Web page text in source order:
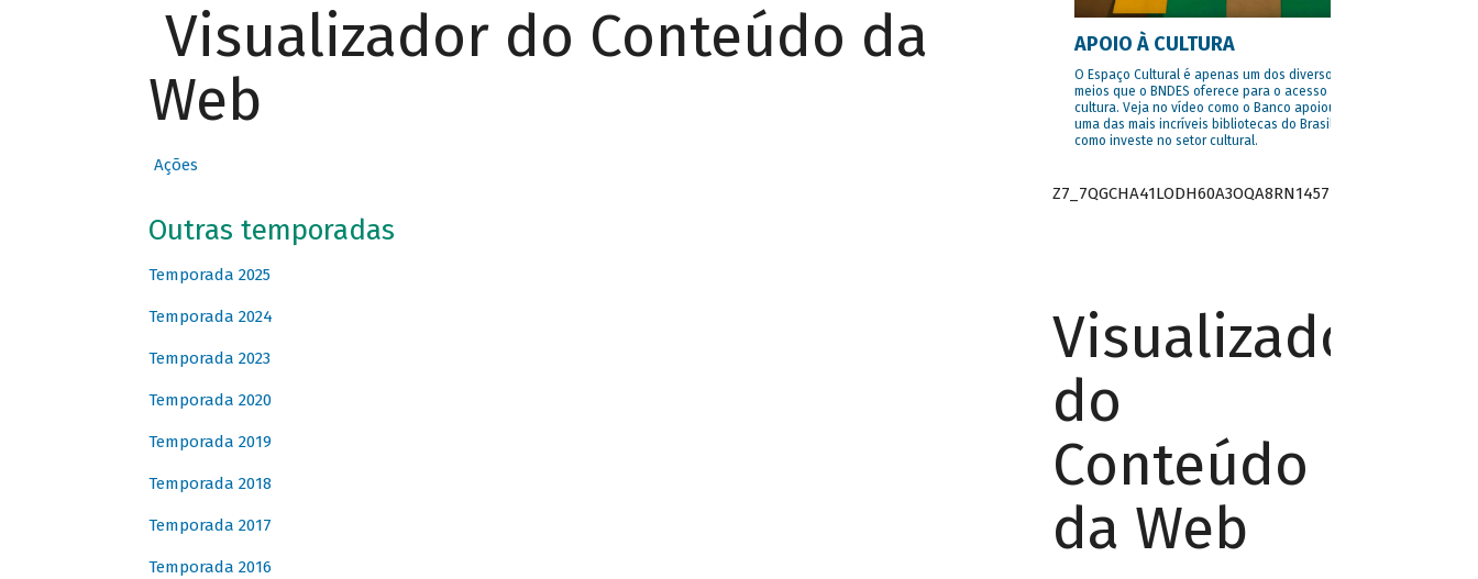
Visualizador do Conteúdo da
Web
Ações
Outras temporadas
Temporada 2025
Temporada 2024
Temporada 2023
Temporada 2020
Temporada 2019
Temporada 2018
Temporada 2017
Temporada 2016
APOIO À CULTURA
O Espaço Cultural é apenas um dos diversos
meios que o BNDES oferece para o acesso à
cultura. Veja no vídeo como o Banco apoiou
uma das mais incríveis bibliotecas do Brasil e
como investe no setor cultural.
Z7_7QGCHA41LODH60A3OQA8RN1457
Visualizador
do
Conteúdo
da Web